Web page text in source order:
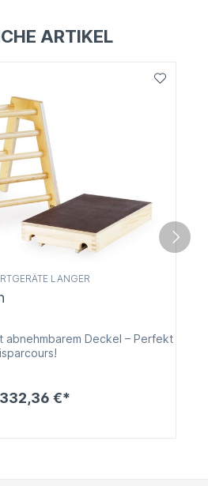
ARTIKEL
LANGER
abnehmbarem Deckel – Perfekt
332,36 €*